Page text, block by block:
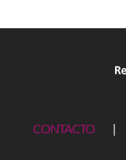
CONTACTO